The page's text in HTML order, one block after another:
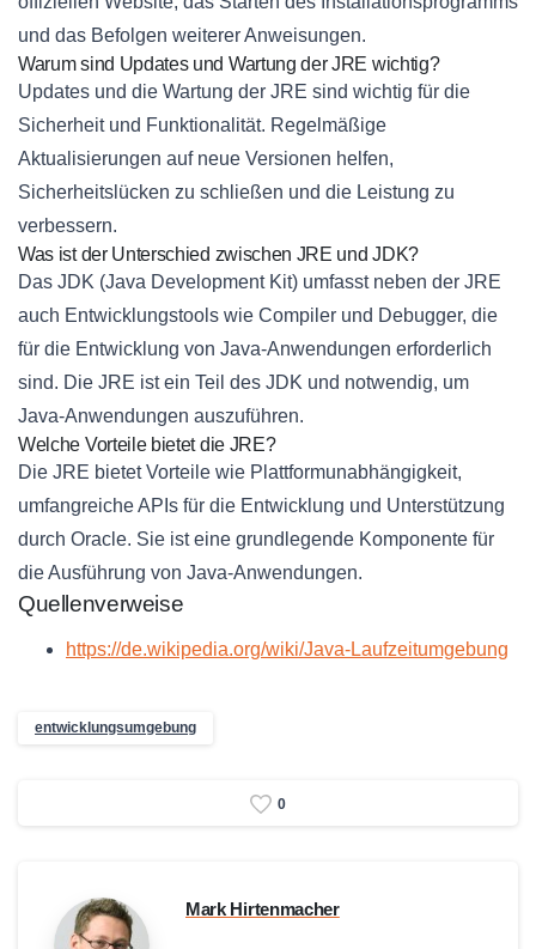
und das Befolgen weiterer Anweisungen.
Warum sind Updates und Wartung der JRE wichtig?
Updates und die Wartung der JRE sind wichtig für die
Sicherheit und Funktionalität. Regelmäßige
Aktualisierungen auf neue Versionen helfen,
Sicherheitslücken zu schließen und die Leistung zu
verbessern.
Was ist der Unterschied zwischen JRE und JDK?
Das JDK (Java Development Kit) umfasst neben der JRE
auch Entwicklungstools wie Compiler und Debugger, die
für die Entwicklung von Java-Anwendungen erforderlich
sind. Die JRE ist ein Teil des JDK und notwendig, um
Java-Anwendungen auszuführen.
Welche Vorteile bietet die JRE?
Die JRE bietet Vorteile wie Plattformunabhängigkeit,
umfangreiche APIs für die Entwicklung und Unterstützung
durch Oracle. Sie ist eine grundlegende Komponente für
die Ausführung von Java-Anwendungen.
Quellenverweise
https://de.wikipedia.org/wiki/Java-Laufzeitumgebung
entwicklungsumgebung
0
Mark Hirtenmacher